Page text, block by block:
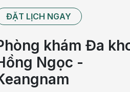
đường hô hấp, tức là có tiếp
chủ yếu bị nhiễm bệnh
trị tích cực, tỷ lệ trẻ em tử
ĐẶT LỊCH NGAY
khám Đa
Ngọc -